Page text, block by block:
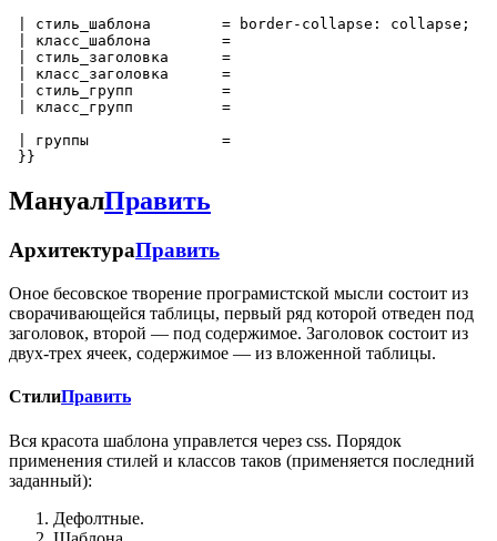
| стиль_шаблона        = border-collapse: collapse;
| класс_шаблона        =
| стиль_заголовка      =
| класс_заголовка      =
| стиль_групп          =
| класс_групп          =
| группы               =
МануалПравить
АрхитектураПравить
Оное бесовское творение програмистской мысли состоит из
сворачивающейся таблицы, первый ряд которой отведен под
заголовок, второй — под содержимое. Заголовок состоит из
двух-трех ячеек, содержимое — из вложенной таблицы.
СтилиПравить
Вся красота шаблона управлется через css. Порядок
применения стилей и классов таков (применяется последний
заданный):
Дефолтные.